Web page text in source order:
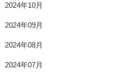
2024年10月
2024年09月
2024年08月
2024年07月